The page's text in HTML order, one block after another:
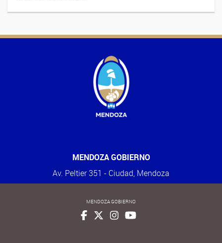
MENDOZA GOBIERNO
Av. Peltier 351 - Ciudad, Mendoza
MENDOZA GOBIERNO